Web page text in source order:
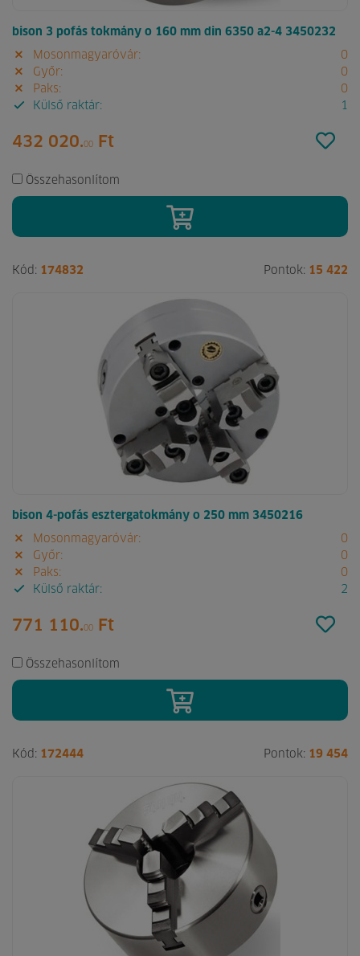
bison 3 pofás tokmány o 160 mm din 6350 a2-4 3450232
Mosonmagyaróvár:
0
Győr:
0
Paks:
0
Külső raktár:
1
432 020.00 Ft
Összehasonlítom
Kód: 174832 Pontok: 15 422
bison 4-pofás esztergatokmány o 250 mm 3450216
Mosonmagyaróvár:
0
Győr:
0
Paks:
0
Külső raktár:
2
771 110.00 Ft
Összehasonlítom
Kód: 172444 Pontok: 19 454